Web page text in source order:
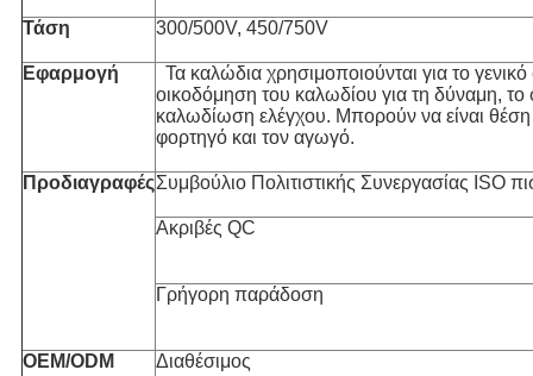
Τάση 300/500V, 450/750V
Εφαρμογή
Τα καλώδια χρησιμοποιούνται για το
οικοδόμηση του καλωδίου για τη δύναμη, το
καλωδίωση ελέγχου. Μπορούν να είναι
φορτηγό και τον αγωγό.
ΠροδιαγραφέςΣυμβούλιο Πολιτιστικής Συνεργασίας ISO
Ακριβές QC
Γρήγορη παράδοση
OEM/ODM Διαθέσιμος